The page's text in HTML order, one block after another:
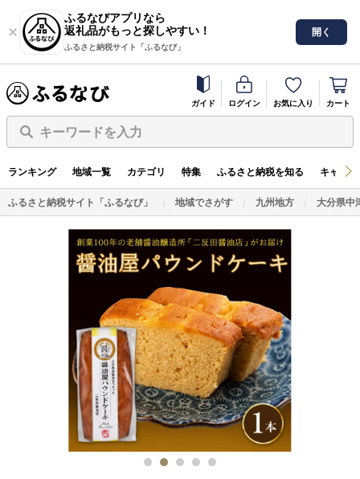
ふるなびアプリなら
返礼品がもっと探しやすい！
ふるさと納税サイト「ふるなび」
開く
ガイド ログイン お気に入り カート
キーワードを入力
ランキング 地域一覧 カテゴリ 特集 ふるさと納税を知る キャン
ふるさと納税サイト「ふるなび」 地域でさがす 九州地方 大分県中